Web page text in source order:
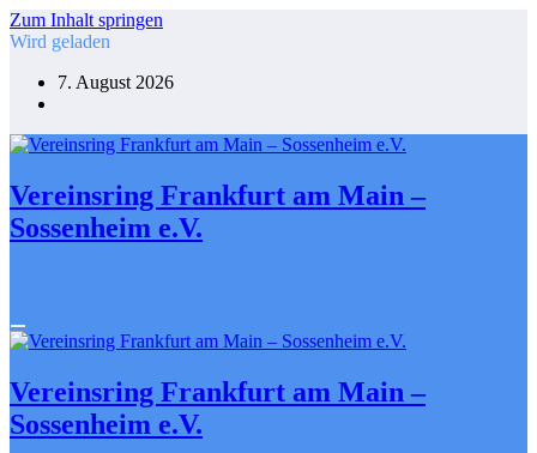
Zum Inhalt springen
Wird geladen
7. August 2026
Vereinsring Frankfurt am Main –
Sossenheim e.V.
Vereinsring Frankfurt am Main –
Sossenheim e.V.